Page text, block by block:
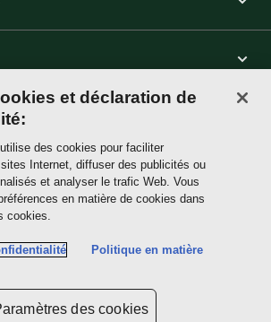
mes informations personnelles et limiter
personnelles sensibles
et déclaration de
des cookies pour faciliter
sites Internet, diffuser des publicités ou
et analyser le trafic Web. Vous
en matière de cookies dans
cookies.
Politique en matière
des cookies